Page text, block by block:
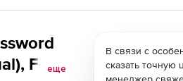
Feeеще
В связи с
сказать точную